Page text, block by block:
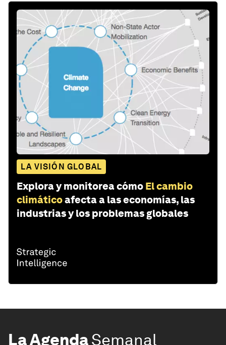
LA VISIÓN GLOBAL
Explora y monitorea cómo El cambio
climáticoafecta a las economías, las
industrias y los problemas globales
La AgendaSemanal